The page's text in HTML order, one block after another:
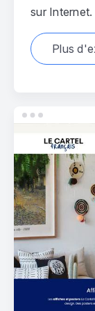
sur Internet.
Plus